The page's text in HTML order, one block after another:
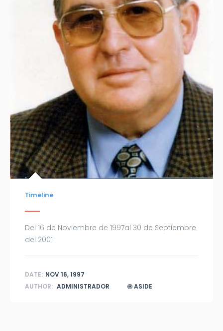
Timeline
Del 16 de Noviembre de 1997al 30 de Septiembre
del 2001
DATE: NOV 16, 1997
AUTHOR: ADMINISTRADOR ASIDE